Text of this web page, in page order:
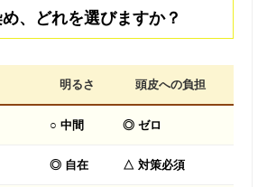
、どれを選びますか？
明るさ 頭皮への負担
○ 中間 ◎ ゼロ
◎ 自在 △ 対策必須